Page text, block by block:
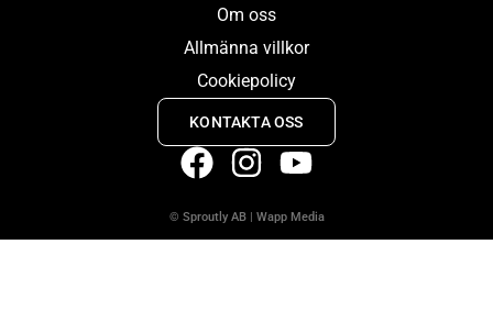
Om oss
Allmänna villkor
Cookiepolicy
KONTAKTA OSS
© Sproutly AB| Wapp Media